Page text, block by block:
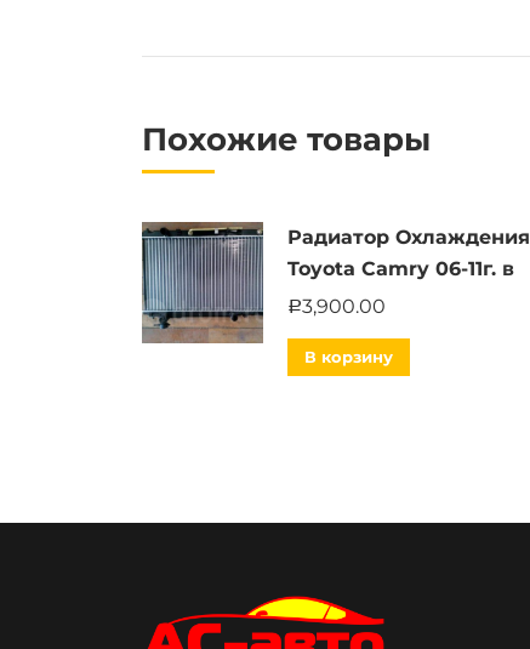
Похожие товары
Радиатор Охлаждения
Toyota Camry 06-11г. в
Р3,900.00
В корзину